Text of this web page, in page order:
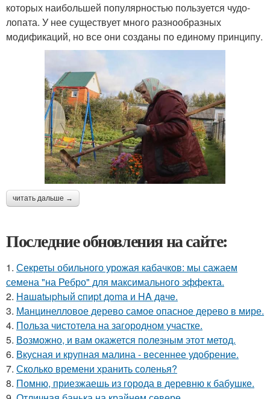
которых наибольшей популярностью пользуется чудо-
лопата. У нее существует много разнообразных
модификаций, но все они созданы по единому принципу.
читать дальше →
Последние обновления на сайте:
1. Секреты обильного урожая кабачков: мы сажаем
семена "на Ребро" для максимального эффекта.
2. Haшatыphый cпиpt дoma и HA дaчe.
3. Манцинелловое дерево самое опасное дерево в мире.
4. Польза чистотела на загородном участке.
5. Возможно, и вам окажется полезным этот метод.
6. Вкусная и крупная малина - весеннее удобрение.
7. Сколько времени хранить соленья?
8. Помню, приезжаешь из города в деревню к бабушке.